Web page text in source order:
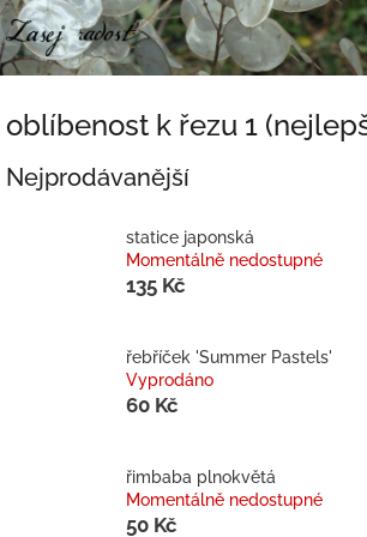
Přejít
na
obsah
oblíbenost k řezu 1
Nejprodávanější
statice japonská
Momentálně nedostupné
135 Kč
řebříček 'Summer Pastels'
Vyprodáno
60 Kč
řimbaba plnokvětá
Momentálně nedostupné
50 Kč